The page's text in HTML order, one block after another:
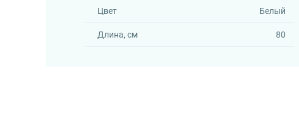
Цвет Белый
Длина, см 80